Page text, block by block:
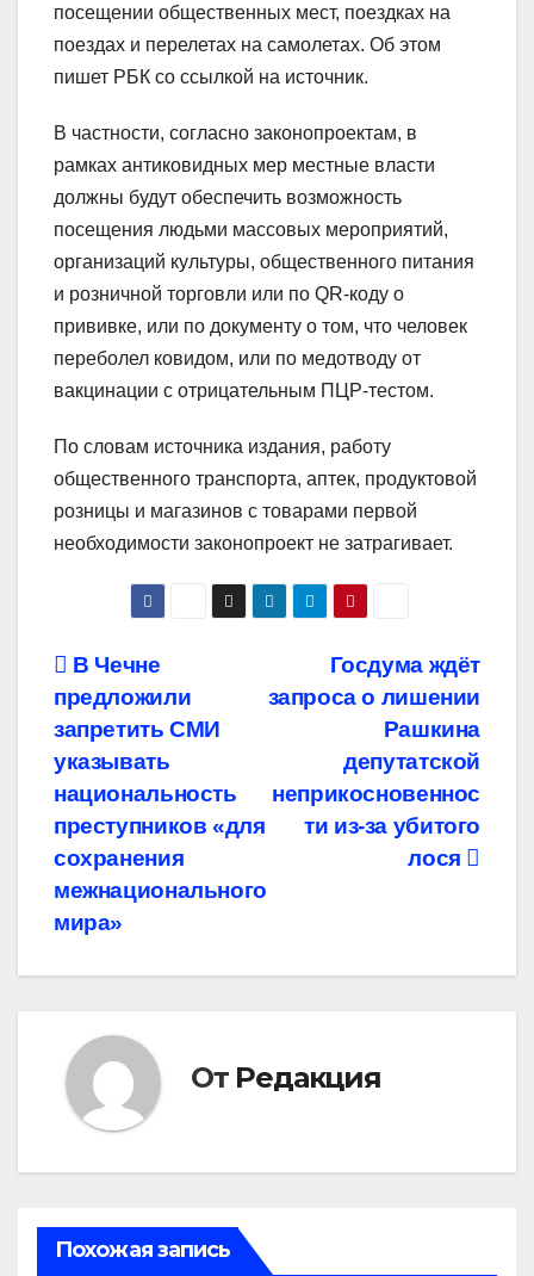
посещении общественных мест, поездках на
поездах и перелетах на самолетах. Об этом
пишет РБК со ссылкой на источник.
В частности, согласно законопроектам, в
рамках антиковидных мер местные власти
должны будут обеспечить возможность
посещения людьми массовых мероприятий,
организаций культуры, общественного питания
и розничной торговли или по QR-коду о
прививке, или по документу о том, что человек
переболел ковидом, или по медотводу от
вакцинации с отрицательным ПЦР-тестом.
По словам источника издания, работу
общественного транспорта, аптек, продуктовой
розницы и магазинов с товарами первой
необходимости законопроект не затрагивает.
Навигация
по
записям
Госдума ждёт
запроса о лишении
Рашкина
депутатской
неприкосновеннос
ти из-за убитого
лося
В Чечне
предложили
запретить СМИ
указывать
национальность
преступников «для
сохранения
межнационального
мира»
От Редакция
Похожая запись